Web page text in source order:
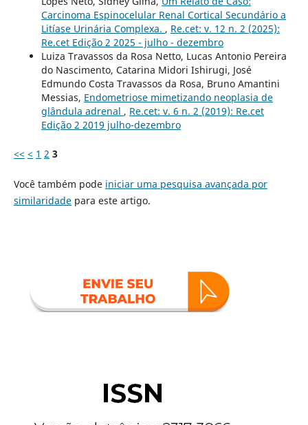
Carcinoma Espinocelular Renal Cortical Secundário a
Litíase Urinária Complexa. , Re.cet: v. 12 n. 2 (2025):
Re.cet Edição 2 2025 - julho - dezembro
Luiza Travassos da Rosa Netto, Lucas Antonio Pereira
do Nascimento, Catarina Midori Ishirugi, José
Edmundo Costa Travassos da Rosa, Bruno Amantini
Messias, Endometriose mimetizando neoplasia de
glândula adrenal , Re.cet: v. 6 n. 2 (2019): Re.cet
Edição 2 2019 julho-dezembro
<< < 1 2 3
Você também pode iniciar uma pesquisa avançada por
similaridadepara este artigo.